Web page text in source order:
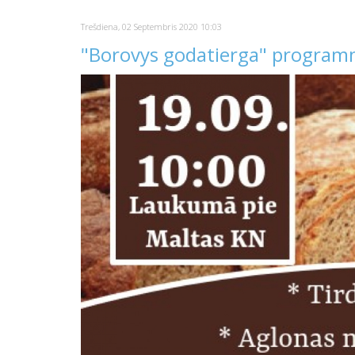
Trešdiena, 02 Septembris 2020 10:03
"Borovys godatierga"